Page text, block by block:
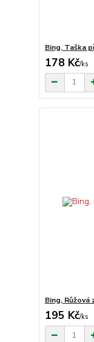
Bing, Taška
178 Kč/ks
Bing,
195 Kč/ks